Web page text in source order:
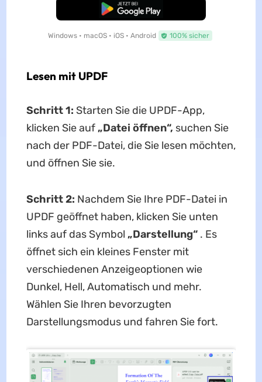
Kostenloser Download
Windows • macOS • iOS • Android 100% sicher
Lesen mit UPDF
Schritt 1: Starten Sie die UPDF-App,
klicken Sie auf „Datei öffnen“, suchen Sie
nach der PDF-Datei, die Sie lesen möchten,
und öffnen Sie sie.
Schritt 2: Nachdem Sie Ihre PDF-Datei in
UPDF geöffnet haben, klicken Sie unten
links auf das Symbol „Darstellung“. Es
öffnet sich ein kleines Fenster mit
verschiedenen Anzeigeoptionen wie
Dunkel, Hell, Automatisch und mehr.
Wählen Sie Ihren bevorzugten
Darstellungsmodus und fahren Sie fort.